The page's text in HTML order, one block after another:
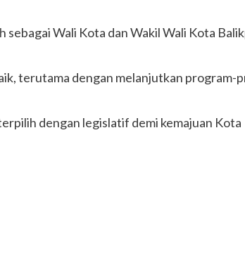
sebagai Wali Kota dan Wakil Wali Kota
terutama dengan melanjutkan program-
dengan legislatif demi kemajuan Kota